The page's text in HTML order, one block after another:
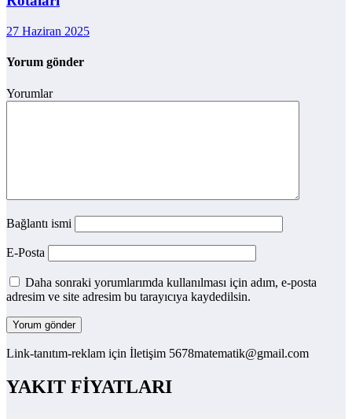
27 Haziran 2025
Yorum gönder
Yorumlar
Bağlantı ismi
E-Posta
Daha sonraki yorumlarımda kullanılması için adım, e-posta
adresim ve site adresim bu tarayıcıya kaydedilsin.
Link-tanıtım-reklam için İletişim 5678matematik@gmail.com
YAKIT FİYATLARI